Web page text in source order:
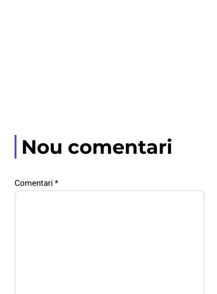
Nou comentari
Comentari *